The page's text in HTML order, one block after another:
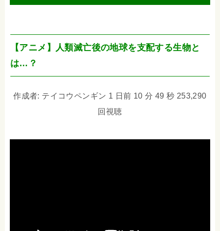
【アニメ】人類滅亡後の地球を支配する生物と
は…？
作成者: テイコウペンギン 1 日前 10 分 49 秒 253,290
回視聴